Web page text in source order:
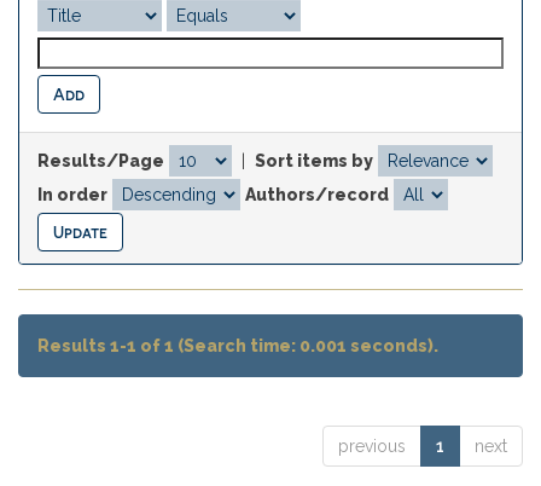
Results/Page
Sort items by
In order
Authors/record
Results 1-1 of 1 (Search time: 0.001 seconds).
previous 1 next